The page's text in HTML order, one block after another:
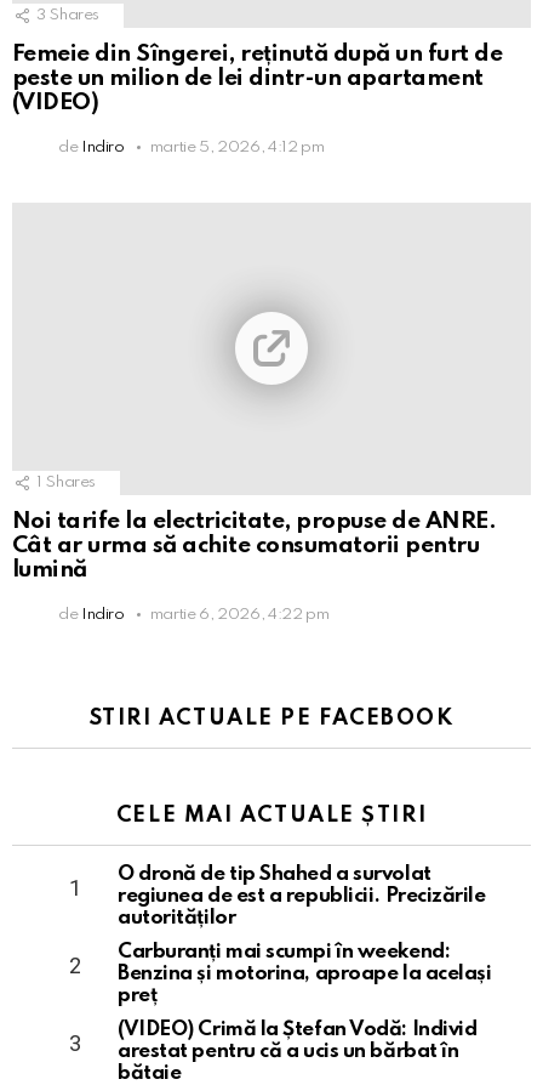
3 Shares
Femeie din Sîngerei, reținută după un furt de
peste un milion de lei dintr-un apartament
(VIDEO)
de Indiro martie 5, 2026, 4:12 pm
1 Shares
Noi tarife la electricitate, propuse de ANRE.
Cât ar urma să achite consumatorii pentru
lumină
de Indiro martie 6, 2026, 4:22 pm
STIRI ACTUALE PE FACEBOOK
CELE MAI ACTUALE ȘTIRI
O dronă de tip Shahed a survolat
regiunea de est a republicii. Precizările
autorităților
Carburanți mai scumpi în weekend:
Benzina și motorina, aproape la același
preț
(VIDEO) Crimă la Ștefan Vodă: Individ
arestat pentru că a ucis un bărbat în
bătaie